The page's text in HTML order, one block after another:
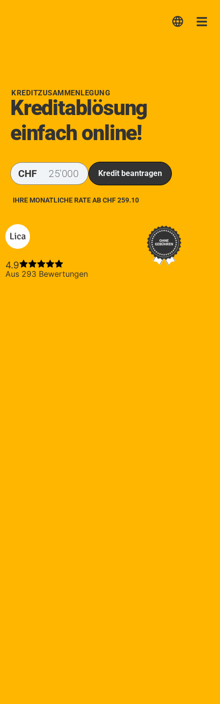
KREDITZUSAMMENLEGUNG
Kreditablösung
einfach online!
CHF Kredit beantragen
IHRE MONATLICHE RATE AB CHF259.10
4.9
Aus 293 Bewertungen